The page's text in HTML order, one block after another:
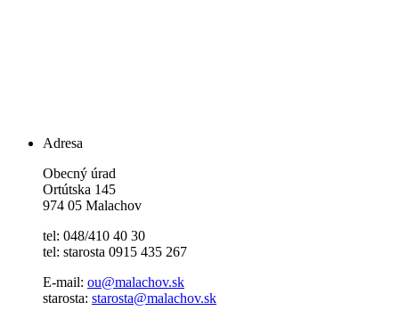
Adresa
Obecný úrad
Ortútska 145
974 05 Malachov
tel: 048/410 40 30
tel: starosta 0915 435 267
E-mail: ou@malachov.sk
starosta: starosta@malachov.sk